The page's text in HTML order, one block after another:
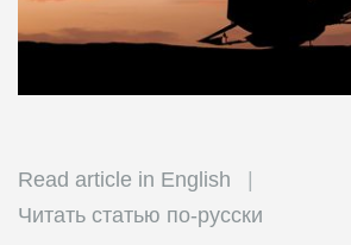
Read article in English
Читать статью по-русски